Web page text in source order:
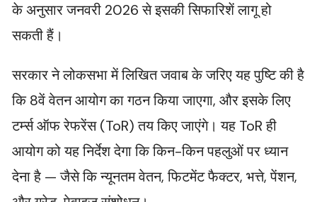
के अनुसार जनवरी 2026 से इसकी सिफारिशें लागू हो
सकती हैं।
सरकार ने लोकसभा में लिखित जवाब के जरिए यह पुष्टि की है
कि 8वें वेतन आयोग का गठन किया जाएगा, और इसके लिए
टर्म्स ऑफ रेफरेंस (ToR) तय किए जाएंगे। यह ToR ही
आयोग को यह निर्देश देगा कि किन-किन पहलुओं पर ध्यान
देना है — जैसे कि न्यूनतम वेतन, फिटमेंट फैक्टर, भत्ते, पेंशन,